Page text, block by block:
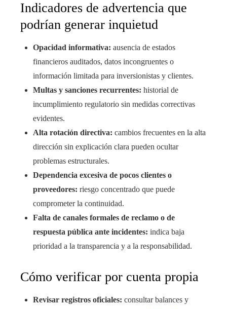
Indicadores de advertencia que
podrían generar inquietud
Opacidad informativa: ausencia de estados
financieros auditados, datos incongruentes o
información limitada para inversionistas y clientes.
Multas y sanciones recurrentes: historial de
incumplimiento regulatorio sin medidas correctivas
evidentes.
Alta rotación directiva: cambios frecuentes en la alta
dirección sin explicación clara pueden ocultar
problemas estructurales.
Dependencia excesiva de pocos clientes o
proveedores: riesgo concentrado que puede
comprometer la continuidad.
Falta de canales formales de reclamo o de
respuesta pública ante incidentes: indica baja
prioridad a la transparencia y a la responsabilidad.
Cómo verificar por cuenta propia
Revisar registros oficiales: consultar balances y